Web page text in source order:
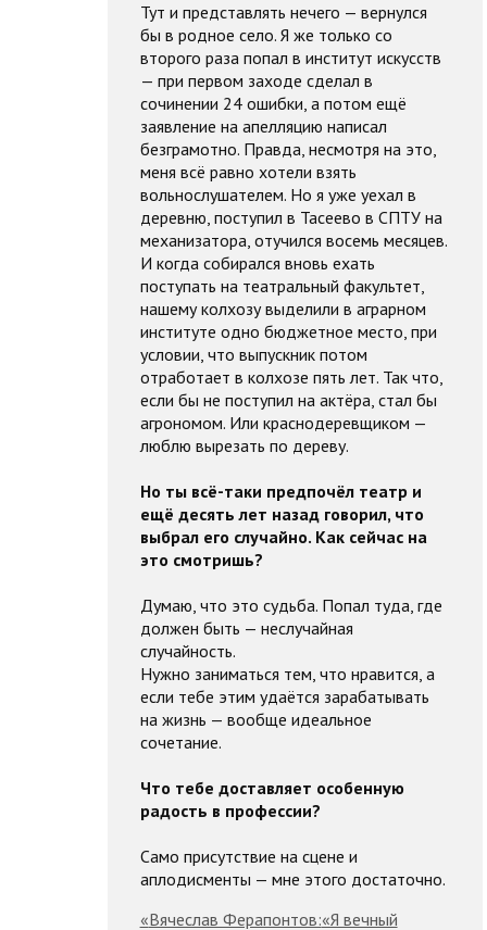
Тут и представлять нечего — вернулся
бы в родное село. Я же только со
второго раза попал в институт искусств
— при первом заходе сделал в
сочинении 24 ошибки, а потом ещё
заявление на апелляцию написал
безграмотно. Правда, несмотря на это,
меня всё равно хотели взять
вольнослушателем. Но я уже уехал в
деревню, поступил в Тасеево в СПТУ на
механизатора, отучился восемь месяцев.
И когда собирался вновь ехать
поступать на театральный факультет,
нашему колхозу выделили в аграрном
институте одно бюджетное место, при
условии, что выпускник потом
отработает в колхозе пять лет. Так что,
если бы не поступил на актёра, стал бы
агрономом. Или краснодеревщиком —
люблю вырезать по дереву.
Но ты всё-таки предпочёл театр и
ещё десять лет назад говорил, что
выбрал его случайно. Как сейчас на
это смотришь?
Думаю, что это судьба. Попал туда, где
должен быть — неслучайная
случайность.
Нужно заниматься тем, что нравится, а
если тебе этим удаётся зарабатывать
на жизнь — вообще идеальное
сочетание.
Что тебе доставляет особенную
радость в профессии?
Само присутствие на сцене и
аплодисменты — мне этого достаточно.
«Вячеслав Ферапонтов:«Я вечный